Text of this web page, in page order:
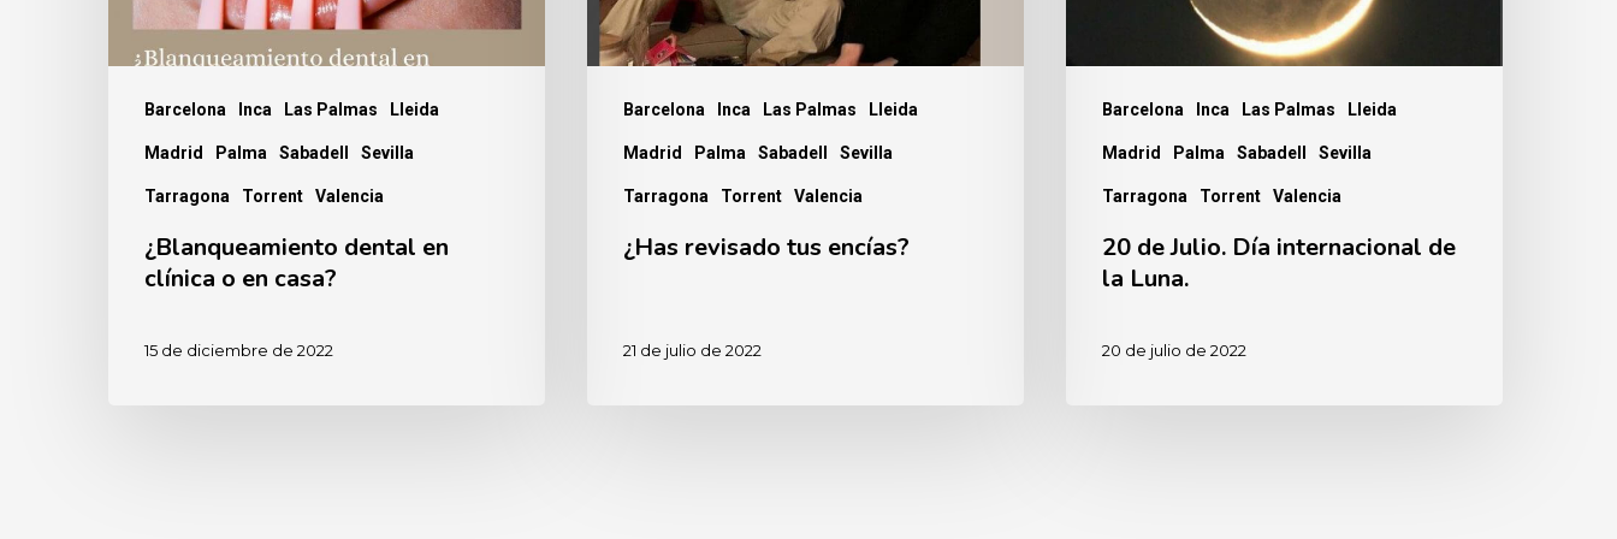
Barcelona Inca Las Palmas Lleida
Madrid Palma Sabadell Sevilla
Tarragona Torrent Valencia
casa?
¿Blanqueamiento dental en
clínica o en casa?
15 de diciembre de 2022
Barcelona Inca Las Palmas Lleida
Madrid Palma Sabadell Sevilla
Tarragona Torrent Valencia
¿Has revisado tus encías?
21 de julio de 2022
Barcelona Inca Las Palmas Lleida
Madrid Palma Sabadell Sevilla
Tarragona Torrent Valencia
20 de Julio. Día internacional de
la Luna.
20 de julio de 2022